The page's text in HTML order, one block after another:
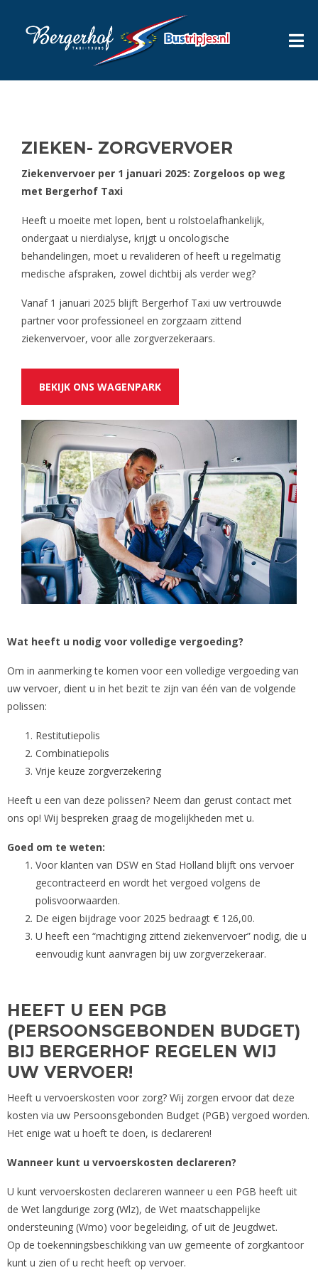
ZIEKEN- ZORGVERVOER
Ziekenvervoer per 1 januari 2025: Zorgeloos op weg
met Bergerhof Taxi
Heeft u moeite met lopen, bent u rolstoelafhankelijk,
ondergaat u nierdialyse, krijgt u oncologische
behandelingen, moet u revalideren of heeft u regelmatig
medische afspraken, zowel dichtbij als verder weg?
Vanaf 1 januari 2025 blijft Bergerhof Taxi uw vertrouwde
partner voor professioneel en zorgzaam zittend
ziekenvervoer, voor alle zorgverzekeraars.
BEKIJK ONS WAGENPARK
Wat heeft u nodig voor volledige vergoeding?
Om in aanmerking te komen voor een volledige vergoeding van
uw vervoer, dient u in het bezit te zijn van één van de volgende
polissen:
Restitutiepolis
Combinatiepolis
Vrije keuze zorgverzekering
Heeft u een van deze polissen? Neem dan gerust contact met
ons op! Wij bespreken graag de mogelijkheden met u.
Goed om te weten:
Voor klanten van DSW en Stad Holland blijft ons vervoer
gecontracteerd en wordt het vergoed volgens de
polisvoorwaarden.
De eigen bijdrage voor 2025 bedraagt € 126,00.
U heeft een “machtiging zittend ziekenvervoer” nodig, die u
eenvoudig kunt aanvragen bij uw zorgverzekeraar.
HEEFT U EEN PGB
(PERSOONSGEBONDEN BUDGET)
BIJ BERGERHOF REGELEN WIJ
UW VERVOER!
Heeft u vervoerskosten voor zorg? Wij zorgen ervoor dat deze
kosten via uw Persoonsgebonden Budget (PGB) vergoed worden.
Het enige wat u hoeft te doen, is declareren!
Wanneer kunt u vervoerskosten declareren?
U kunt vervoerskosten declareren wanneer u een PGB heeft uit
de Wet langdurige zorg (Wlz), de Wet maatschappelijke
ondersteuning (Wmo) voor begeleiding, of uit de Jeugdwet.
Op de toekenningsbeschikking van uw gemeente of zorgkantoor
kunt u zien of u recht heeft op vervoer.